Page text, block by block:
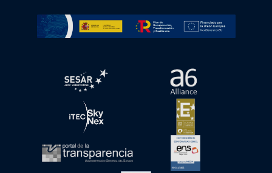
Ir a Plan de Recuperación, Transformación y
abre en ventana nueva abre en ventana
abre en ventana nueva abre en ventana